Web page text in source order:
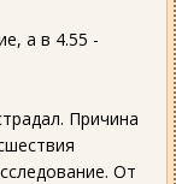
а в 4.55 -
Причина
От